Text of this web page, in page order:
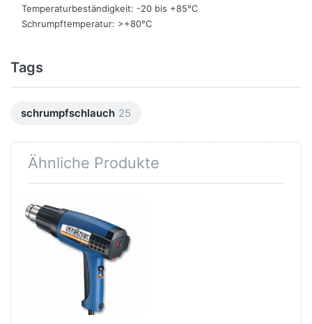
Temperaturbeständigkeit: -20 bis +85°C
Schrumpftemperatur: >+80°C
Tags
schrumpfschlauch 25
Ähnliche Produkte